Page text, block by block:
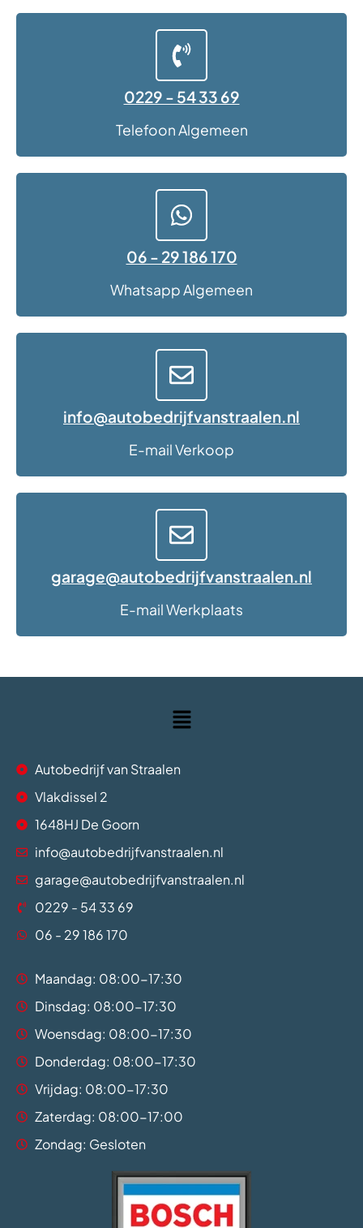
0229 - 54 33 69
Telefoon Algemeen
06 - 29 186 170
Whatsapp Algemeen
info@autobedrijfvanstraalen.nl
E-mail Verkoop
garage@autobedrijfvanstraalen.nl
E-mail Werkplaats
Autobedrijf van Straalen
Vlakdissel 2
1648HJ De Goorn
info@autobedrijfvanstraalen.nl
garage@autobedrijfvanstraalen.nl
0229 - 54 33 69
06 - 29 186 170
Maandag: 08:00-17:30
Dinsdag: 08:00-17:30
Woensdag: 08:00-17:30
Donderdag: 08:00-17:30
Vrijdag: 08:00-17:30
Zaterdag: 08:00-17:00
Zondag: Gesloten